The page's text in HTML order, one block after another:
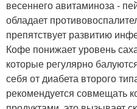
весеннего авитаминоза -
обладает
препятствует развитию
Кофе понижает уровень
которые регулярно
себя от диабета второго
рекомендуется совмещать